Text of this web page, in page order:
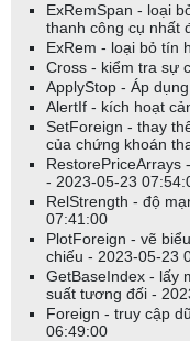
ExRemSpan - loại
thanh công cụ nhất
ExRem - loại bỏ tín
Cross - kiểm tra sự
ApplyStop - Áp
AlertIf - kích hoạt
SetForeign - thay
của chứng khoán
RestorePriceArrays
- 2023-05-23
RelStrength - độ
07:41:00
PlotForeign - vẽ
chiếu - 2023-05-23
GetBaseIndex - lấy
suất tương đối -
Foreign - truy cập
06:49:00